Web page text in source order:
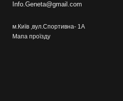
Info.Geneta@gmail.com
м.Київ ,вул.Спортивна- 1А
Мапа проїзду